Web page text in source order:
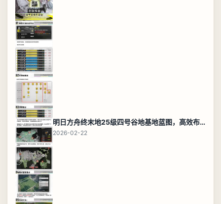
明日方舟终末地25级四号谷地基地蓝图，高效布局规划
2026-02-22